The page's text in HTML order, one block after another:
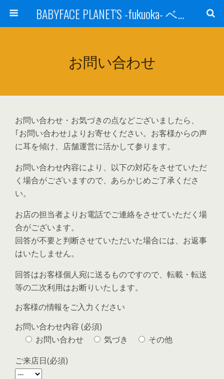
BABYFACE PLANET'S -fukuoka- ベビーフェイスプラネッツ 福岡(ベビフェ福岡)
お問い合わせ
お問い合わせ・お気づきの点などございましたら、
｢お問い合わせ｣よりお寄せください。お客様からの声
に耳を傾け、店舗運営に活かして参ります。
お問い合わせ内容により、以下の対応をさせていただ
く場合がございますので、あらかじめご了承くださ
い。
お店の担当者よりお電話でご連絡をさせていただく場
合がございます。
回答が不要と判断させていただいた場合には、お返事
はいたしません。
回答はお客様個人宛に送るものですので、転載・転送
等の二次利用はお断りいたします。
お客様の情報をご入力ください
お問い合わせ内容 (必須)
お問い合わせ
気づき
その他
ご来店日(必須)